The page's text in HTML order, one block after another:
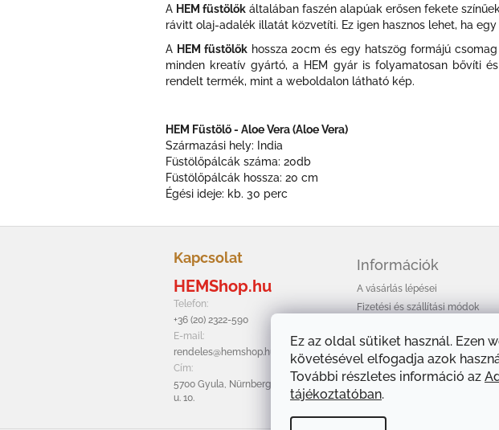
Ez az oldal sütiket használ. Ezen
követésével elfogadja azok
További részletes információ az
tájékoztatóban.
A HEM füstölők általában faszén alapúak erősen fekete
rávitt olaj-adalék illatát közvetíti. Ez igen hasznos lehet, ha
A HEM füstölőkhossza 20cm és egy hatszög formájú
minden kreatív gyártó, a HEM gyár is folyamatosan bővíti
rendelt termék, mint a weboldalon látható kép.
HEM Füstölő - Aloe Vera (Aloe Vera)
Származási hely: India
Füstölőpálcák száma: 20db
Füstölőpálcák hossza: 20 cm
Égési ideje: kb. 30 perc
Kapcsolat
HEMShop.hu
Telefon:
+36 (20) 2322-590
E-mail:
rendeles@hemshop.hu
Cím:
5700 Gyula, Nürnbergi
u. 10.
Információk
A vásárlás lépései
Fizetési és szállítási módok
Adatkezelési tájékoztató
A HEM füstölőkről
Cikkek